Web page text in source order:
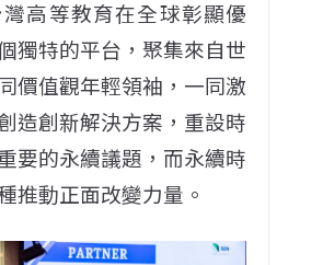
高等教育在全球彰顯優
獨特的平台，聚集來自世
價值觀年輕領袖，一同激
造創新解決方案，重設時
要的永續議題，而永續時
推動正面改變力量。